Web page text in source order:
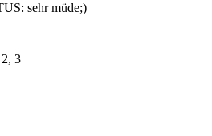
sehr müde;)
3